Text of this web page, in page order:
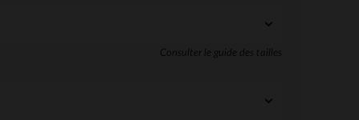
Consulter le guide des tailles